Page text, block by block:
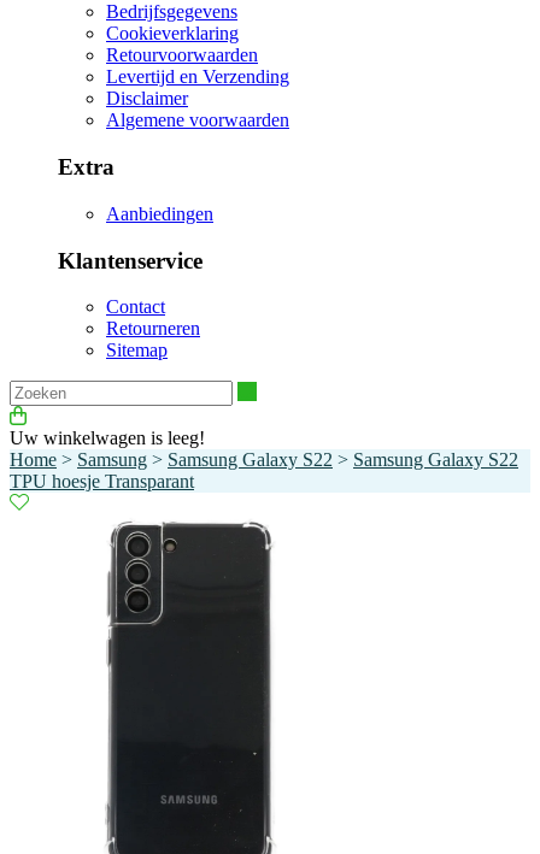
Bedrijfsgegevens
Cookieverklaring
Retourvoorwaarden
Levertijd en Verzending
Disclaimer
Algemene voorwaarden
Extra
Aanbiedingen
Klantenservice
Contact
Retourneren
Sitemap
Uw winkelwagen is leeg!
Home > Samsung > Samsung Galaxy S22 > Samsung Galaxy S22
TPU hoesje Transparant